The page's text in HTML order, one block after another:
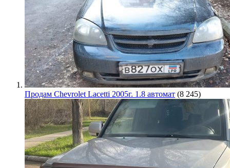
Продам Chevrolet Lacetti 2005г. 1.8 автомат (8 245)